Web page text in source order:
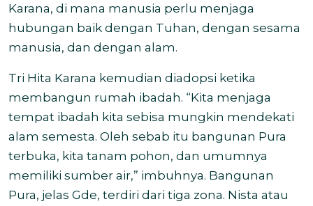
Karana, di mana manusia perlu menjaga
hubungan baik dengan Tuhan, dengan sesama
manusia, dan dengan alam.
Tri Hita Karana kemudian diadopsi ketika
membangun rumah ibadah. “Kita menjaga
tempat ibadah kita sebisa mungkin mendekati
alam semesta. Oleh sebab itu bangunan Pura
terbuka, kita tanam pohon, dan umumnya
memiliki sumber air,” imbuhnya. Bangunan
Pura, jelas Gde, terdiri dari tiga zona. Nista atau